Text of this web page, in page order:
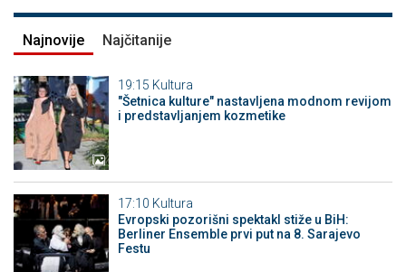
Najnovije Najčitanije
19:15 Kultura
"Šetnica kulture" nastavljena modnom revijom
i predstavljanjem kozmetike
17:10 Kultura
Evropski pozorišni spektakl stiže u BiH:
Berliner Ensemble prvi put na 8. Sarajevo
Festu